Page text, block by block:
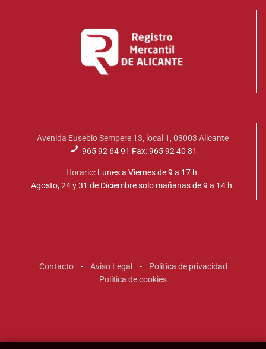
Avenida Eusebio Sempere 13, local 1, 03003 Alicante
965 92 64 91 Fax: 965 92 40 81
Horario: Lunes a Viernes de 9 a 17 h.
Agosto, 24 y 31 de Diciembre solo mañanas de 9 a 14 h.
Contacto- Aviso Legal - Política de privacidad
Política de cookies